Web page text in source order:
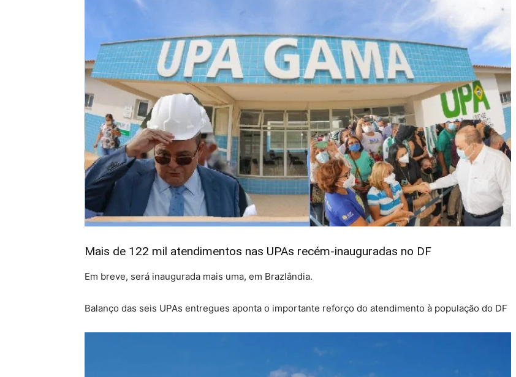
Mais de 122 mil atendimentos nas UPAs recém-inauguradas no DF
Em breve, será inaugurada mais uma, em Brazlândia.
Balanço das seis UPAs entregues aponta o importante reforço do atendimento à população do DF